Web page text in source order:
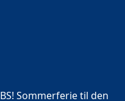
Sommerferie til den